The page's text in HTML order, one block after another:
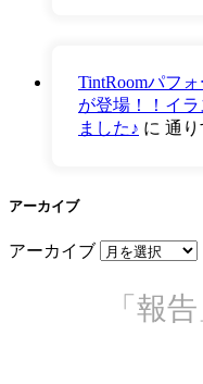
TintRoomパフ
が登場！！イ
ました♪ に 通り
アーカイブ
アーカイブ
「報